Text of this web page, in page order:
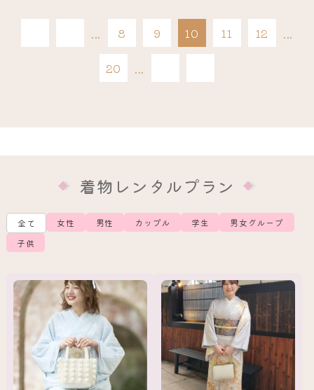
« 先
... 8 9 10 11 12 ...
20 ...
最後
着物レンタルプラン
全て 女性 男性 カップル 学生
男女グループ
子供